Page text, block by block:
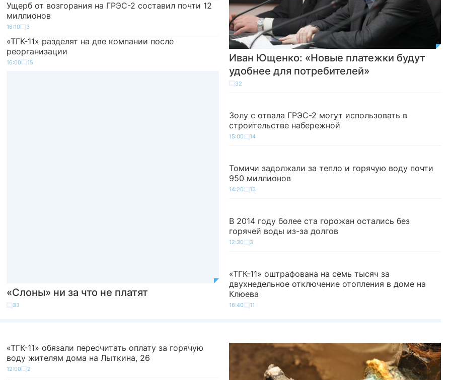
Ущерб от возгорания на ГРЭС-2 составил почти 12
миллионов
16:10 3
«ТГК-11» разделят на две компании после
реорганизации
16:00 15
«Слоны» ни за что не платят
33
Иван Ющенко: «Новые платежки будут
удобнее для потребителей»
32
Золу с отвала ГРЭС-2 могут использовать в
строительстве набережной
15:00 14
Томичи задолжали за тепло и горячую воду почти
950 миллионов
14:20 13
В 2014 году более ста горожан остались без
горячей воды из-за долгов
12:30 3
«ТГК-11» оштрафована на семь тысяч за
двухнедельное отключение отопления в доме на
Клюева
16:40 11
«ТГК-11» обязали пересчитать оплату за горячую
воду жителям дома на Лыткина, 26
12:00 2